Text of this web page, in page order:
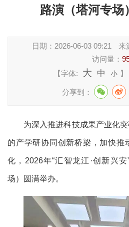
路演（塔河专场
日期： 2026-06-03 09:21 来
访问量：
【字体:
大 中 小 】
分享到：
为深入推进科技成果产业化
的产学研协同创新桥梁，加快推
化，2026年“汇智龙江·创新兴
场）圆满举办。